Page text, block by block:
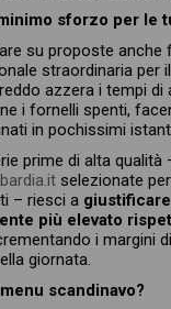
sforzo per le
su proposte anche
straordinaria per
azzera i tempi di
i fornelli spenti,
in pochissimi
prime di alta qualità
selezionate
– riesci a
più elevato
i margini
giornata.
scandinavo?